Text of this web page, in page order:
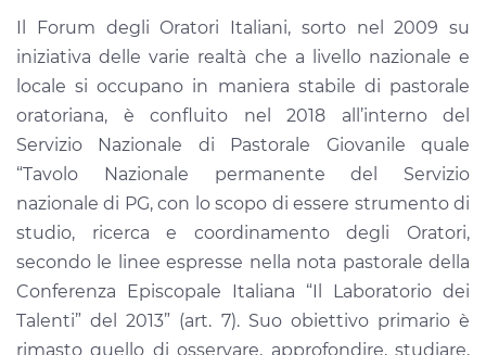
Il Forum degli Oratori Italiani, sorto nel 2009 su
iniziativa delle varie realtà che a livello nazionale e
locale si occupano in maniera stabile di pastorale
oratoriana, è confluito nel 2018 all’interno del
Servizio Nazionale di Pastorale Giovanile quale
“Tavolo Nazionale permanente del Servizio
nazionale di PG, con lo scopo di essere strumento di
studio, ricerca e coordinamento degli Oratori,
secondo le linee espresse nella nota pastorale della
Conferenza Episcopale Italiana “Il Laboratorio dei
Talenti” del 2013” (art. 7). Suo obiettivo primario è
rimasto quello di osservare, approfondire, studiare,